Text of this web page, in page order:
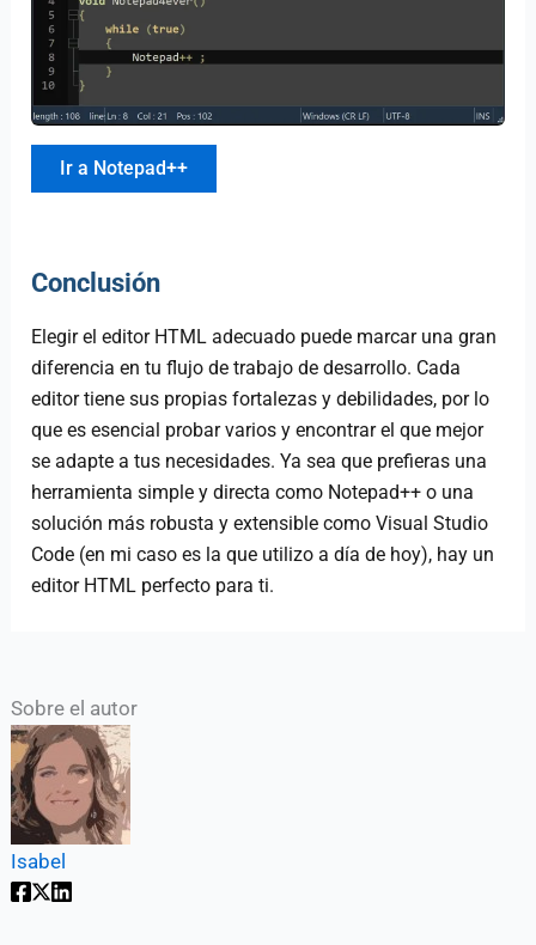
Ir a Notepad++
Conclusión
Elegir el editor HTML adecuado puede marcar una gran
diferencia en tu flujo de trabajo de desarrollo. Cada
editor tiene sus propias fortalezas y debilidades, por lo
que es esencial probar varios y encontrar el que mejor
se adapte a tus necesidades. Ya sea que prefieras una
herramienta simple y directa como Notepad++ o una
solución más robusta y extensible como Visual Studio
Code (en mi caso es la que utilizo a día de hoy), hay un
editor HTML perfecto para ti.
Sobre el autor
Isabel